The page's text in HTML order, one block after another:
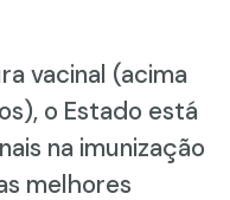
vacinal (acima
o Estado está
na imunização
melhores